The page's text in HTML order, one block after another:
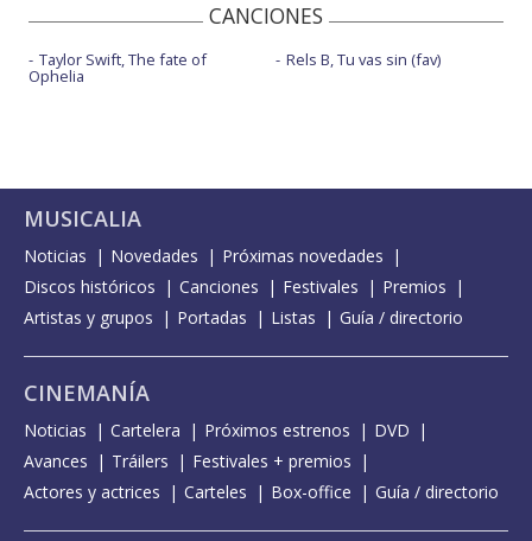
CANCIONES
Taylor Swift, The fate of
Ophelia
Rels B, Tu vas sin (fav)
MUSICALIA
Noticias Novedades
Próximas novedades
Discos históricos
Canciones Festivales
Premios
Artistas y grupos
Portadas Listas Guía / directorio
CINEMANÍA
Noticias Cartelera Próximos estrenos
DVD
Avances
Tráilers
Festivales + premios
Actores y actrices
Carteles Box-office Guía / directorio